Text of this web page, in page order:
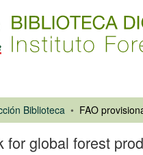
Biblioteca
for global forest